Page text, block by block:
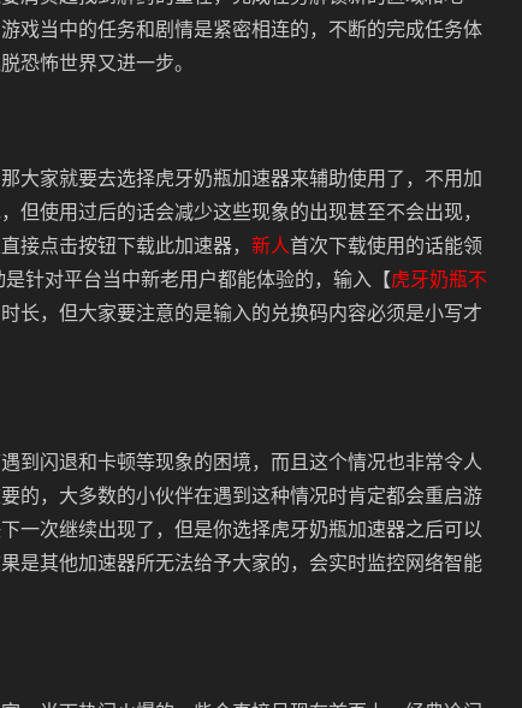
戏当中的任务和剧情是紧密相连的，不断的完成任务体
恐怖世界又进一步。
大家就要去选择虎牙奶瓶加速器来辅助使用了，不用加
但使用过后的话会减少这些现象的出现甚至不会出现，
接点击按钮下载此加速器， 新人首次下载使用的话能领
针对平台当中新老用户都能体验的，输入【虎牙奶瓶不
长，但大家要注意的是输入的兑换码内容必须是小写才
到闪退和卡顿等现象的困境，而且这个情况也非常令人
的，大多数的小伙伴在遇到这种情况时肯定都会重启游
一次继续出现了，但是你选择虎牙奶瓶加速器之后可以
是其他加速器所无法给予大家的，会实时监控网络智能